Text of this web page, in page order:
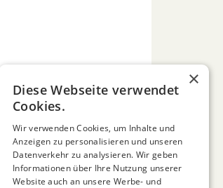
×
Diese Webseite verwendet
Cookies.
Wir verwenden Cookies, um Inhalte und
Anzeigen zu personalisieren und unseren
Datenverkehr zu analysieren. Wir geben
Informationen über Ihre Nutzung unserer
Website auch an unsere Werbe- und